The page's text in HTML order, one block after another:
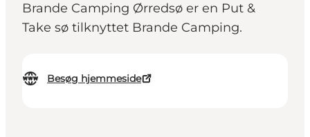
Brande Camping Ørredsø er en Put &
Take sø tilknyttet Brande Camping.
Besøg hjemmeside